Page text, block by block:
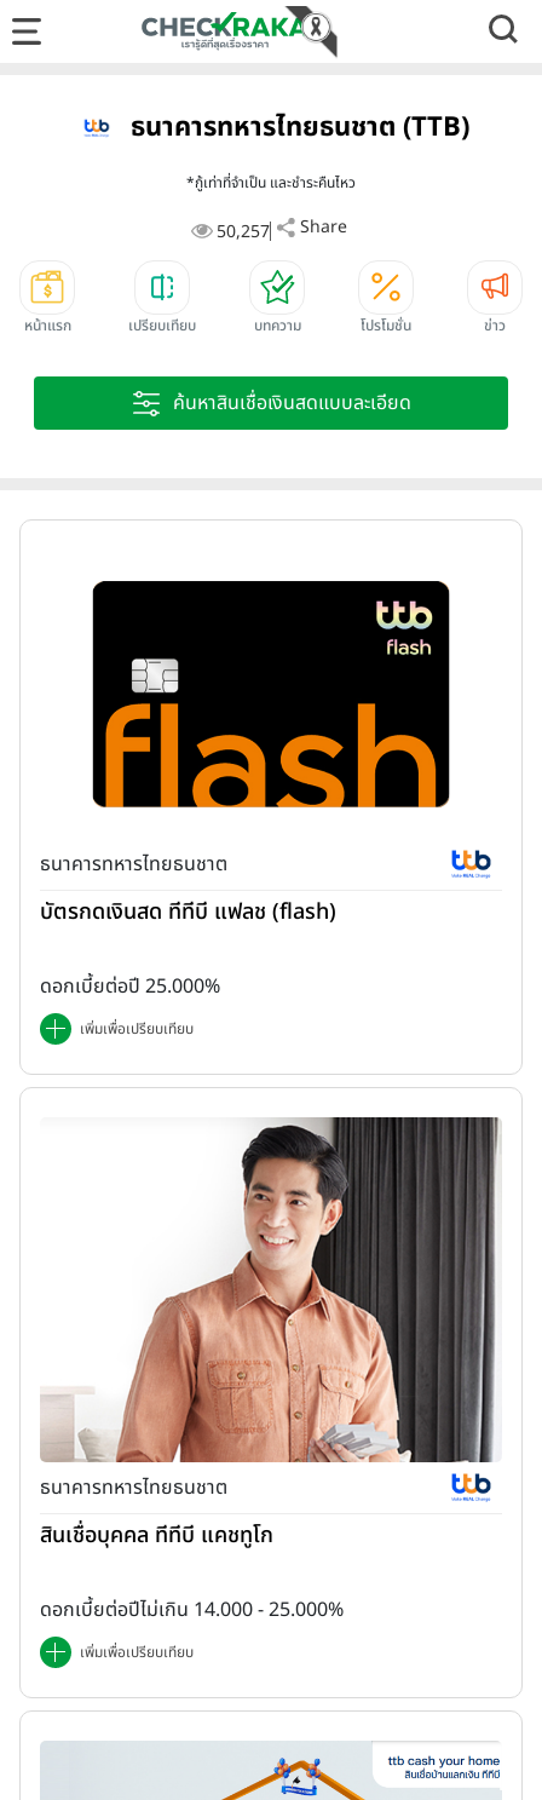
ธนาคารทหารไทยธนชาต (TTB)
*กู้เท่าที่จำเป็น และชำระคืนไหว
50,257 Share
หน้าแรก เปรียบเทียบ บทความ โปรโมชั่น ข่าว
ค้นหาสินเชื่อเงินสดแบบละเอียด
ธนาคารทหารไทยธนชาต
บัตรกดเงินสด ทีทีบี แฟลช (flash)
ดอกเบี้ยต่อปี 25.000%
เพิ่มเพื่อเปรียบเทียบ
ธนาคารทหารไทยธนชาต
สินเชื่อบุคคล ทีทีบี แคชทูโก
ดอกเบี้ยต่อปีไม่เกิน 14.000 - 25.000%
เพิ่มเพื่อเปรียบเทียบ